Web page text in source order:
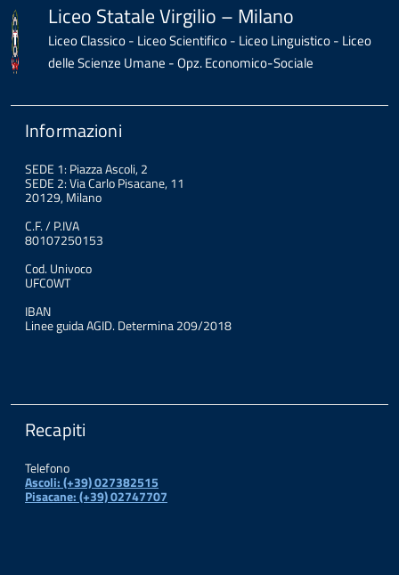
Liceo Statale Virgilio – Milano
Liceo Classico - Liceo Scientifico - Liceo Linguistico - Liceo
delle Scienze Umane - Opz. Economico-Sociale
Informazioni
SEDE 1: Piazza Ascoli, 2
SEDE 2: Via Carlo Pisacane, 11
20129, Milano
C.F. / P.IVA
80107250153
Cod. Univoco
UFC0WT
IBAN
Linee guida AGID. Determina 209/2018
Recapiti
Telefono
Ascoli: (+39) 027382515
Pisacane: (+39) 02747707